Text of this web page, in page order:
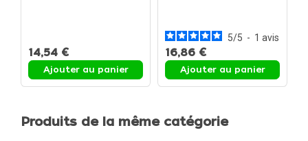
14,54 €
Ajouter au panier
5/5 - 1 avis
16,86 €
Ajouter au panier
Produits de la même catégorie